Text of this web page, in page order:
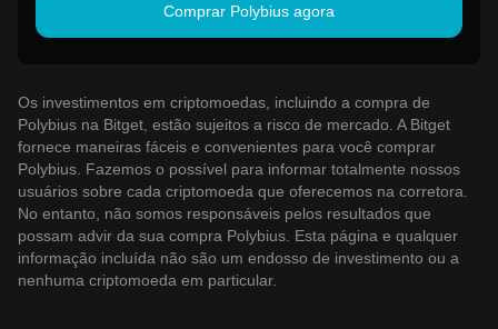
Comprar Polybius agora
Os investimentos em criptomoedas, incluindo a compra de
Polybius na Bitget, estão sujeitos a risco de mercado. A Bitget
fornece maneiras fáceis e convenientes para você comprar
Polybius. Fazemos o possível para informar totalmente nossos
usuários sobre cada criptomoeda que oferecemos na corretora.
No entanto, não somos responsáveis ​​pelos resultados que
possam advir da sua compra Polybius. Esta página e qualquer
informação incluída não são um endosso de investimento ou a
nenhuma criptomoeda em particular.